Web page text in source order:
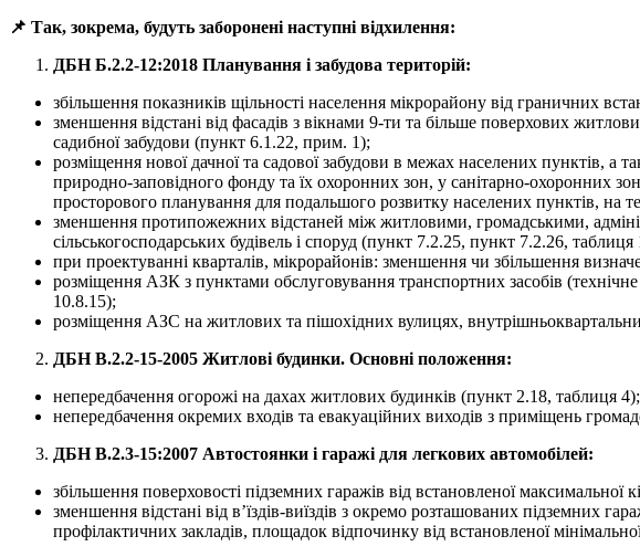
📌 Так, зокрема, будуть заборонені наступні відхилення:
ДБН Б.2.2-12:2018 Планування і забудова територій:
збільшення показників щільності населення мікрорайону від граничних
зменшення відстані від фасадів з вікнами 9-ти та більше поверхових
садибної забудови (пункт 6.1.22, прим. 1);
розміщення нової дачної та садової забудови в межах населених пунктів, а
природно-заповідного фонду та їх охоронних зон, у санітарно-охоронних
просторового планування для подальшого розвитку населених пунктів, на
зменшення протипожежних відстаней між житловими, громадськими,
сільськогосподарських будівель і споруд (пункт 7.2.25, пункт 7.2.26, таблиця
при проектуванні кварталів, мікрорайонів: зменшення чи збільшення
розміщення АЗК з пунктами обслуговування транспортних засобів
10.8.15);
розміщення АЗС на житлових та пішохідних вулицях,
ДБН В.2.2-15-2005 Житлові будинки. Основні положення:
непередбачення огорожі на дахах житлових будинків (пункт 2.18, таблиця 4);
непередбачення окремих входів та евакуаційних виходів з приміщень
ДБН В.2.3-15:2007 Автостоянки і гаражі для легкових автомобілей:
збільшення поверховості підземних гаражів від встановленої максимальної
зменшення відстані від в’їздів-виїздів з окремо розташованих підземних
профілактичних закладів, площадок відпочинку від встановленої